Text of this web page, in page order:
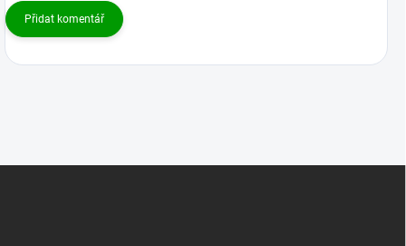
Přidat komentář